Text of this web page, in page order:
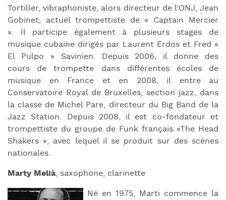
Tortiller, vibraphoniste, alors directeur de l’ONJ, Jean
Gobinet, actuel trompettiste de « Captain Mercier
». Il participe également à plusieurs stages de
musique cubaine dirigés par Laurent Erdos et Fred «
El Pulpo » Savinien. Depuis 2006, il donne des
cours de trompette dans différentes écoles de
musique en France et en 2008, il entre au
Conservatoire Royal de Bruxelles, section jazz, dans
la classe de Michel Pare, directeur du Big Band de la
Jazz Station. Depuis 2008, il est co-fondateur et
trompettiste du groupe de Funk français «The Head
Shakers », avec lequel il se produit sur des scènes
nationales.
Marty Melià, saxophone, clarinette
Né en 1975, Marti commence la